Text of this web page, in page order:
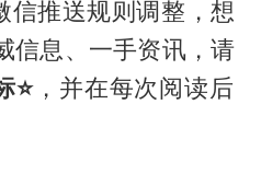
信推送规则调整，想
信息、一手资讯，请
⭐️，并在每次阅读后